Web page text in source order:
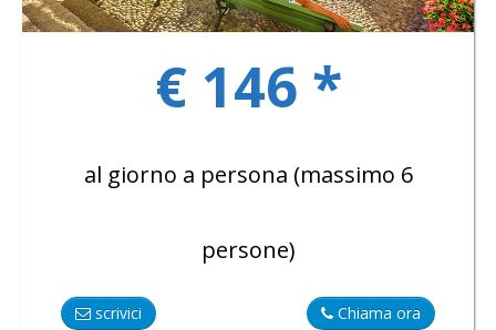
€ 146 *
al giorno a persona (massimo 6
persone)
Chiama ora
scrivici